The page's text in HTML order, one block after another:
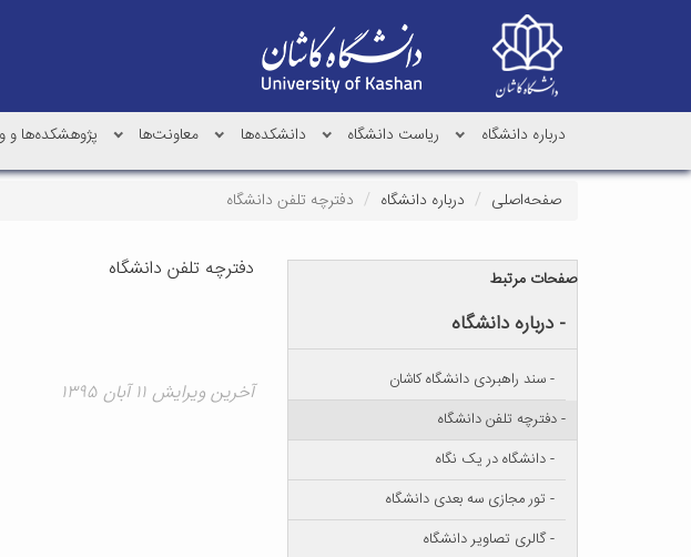
درباره دانشگاه ریاست دانشگاه دانشکده‌ها معاونت‌ها پژوهشکده‌ها
صفحه‌اصلی درباره دانشگاه دفترچه تلفن دانشگاه
دفترچه تلفن دانشگاه
آخرین ویرایش ۱۱ آبان ۱۳۹۵
صفحات مرتبط
- درباره دانشگاه
- سند راهبردی دانشگاه کاشان
- دفترچه تلفن دانشگاه
- دانشگاه در یک نگاه
- تور مجازی سه بعدی دانشگاه
- گالری تصاویر دانشگاه